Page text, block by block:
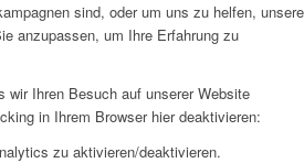
sind, oder um uns zu helfen, unsere
anzupassen, um Ihre Erfahrung zu
wir Ihren Besuch auf unserer Website
in Ihrem Browser hier deaktivieren:
zu aktivieren/deaktivieren.